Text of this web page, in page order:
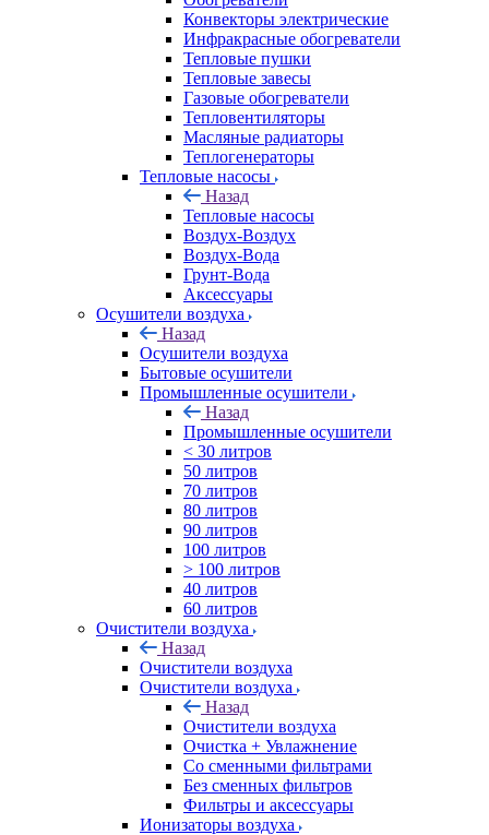
Конвекторы электрические
Инфракрасные обогреватели
Тепловые пушки
Тепловые завесы
Газовые обогреватели
Тепловентиляторы
Масляные радиаторы
Теплогенераторы
Тепловые насосы
Назад
Тепловые насосы
Воздух-Воздух
Воздух-Вода
Грунт-Вода
Аксессуары
Осушители воздуха
Назад
Осушители воздуха
Бытовые осушители
Промышленные осушители
Назад
Промышленные осушители
< 30 литров
50 литров
70 литров
80 литров
90 литров
100 литров
> 100 литров
40 литров
60 литров
Очистители воздуха
Назад
Очистители воздуха
Очистители воздуха
Назад
Очистители воздуха
Очистка + Увлажнение
Cо сменными фильтрами
Без сменных фильтров
Фильтры и аксессуары
Ионизаторы воздуха